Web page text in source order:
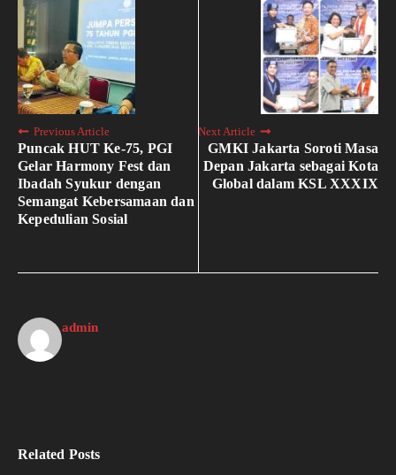
Previous Article
Puncak HUT Ke-75, PGI
Gelar Harmony Fest dan
Ibadah Syukur dengan
Semangat Kebersamaan dan
Kepedulian Sosial
Next Article
GMKI Jakarta Soroti Masa
Depan Jakarta sebagai Kota
Global dalam KSL XXXIX
admin
Related Posts